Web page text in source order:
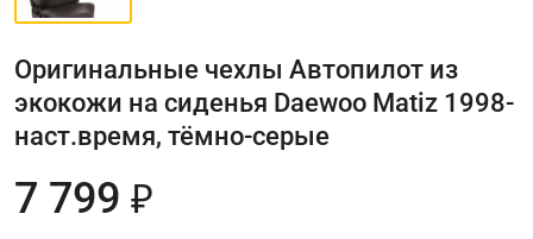
Оригинальные чехлы Автопилот из
экокожи на сиденья Daewoo Matiz 1998-
наст.время, тёмно-серые
7 799 ₽